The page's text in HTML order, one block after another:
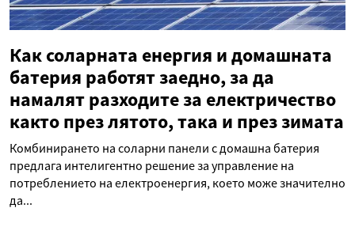
Как соларната енергия и домашната
батерия работят заедно, за да
намалят разходите за електричество
както през лятото, така и през зимата
Комбинирането на соларни панели с домашна батерия
предлага интелигентно решение за управление на
потреблението на електроенергия, което може значително
да...